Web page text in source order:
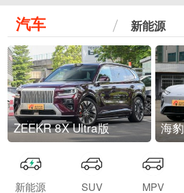
汽车 新能源
ZEEKR 8X Ultra版 海
新能源 SUV MPV